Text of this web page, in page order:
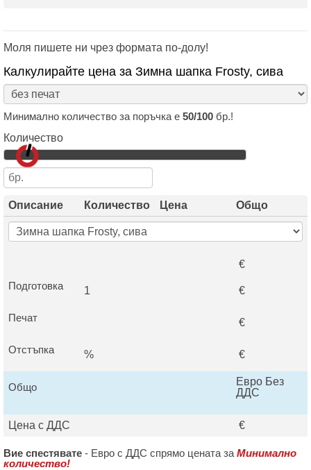
Моля пишете ни чрез формата по-долу!
Калкулирайте цена за Зимна шапка Frosty, сива
Минимално количество за поръчка е 50/100 бр.!
Количество
Описание Количество Цена Общо
€
Подготовка
1 €
Печат €
Отстъпка % €
Общо
Евро Без
ДДС
Цена с ДДС €
Вие спестявате - Евро с ДДС спрямо цената за Минимално
количество!